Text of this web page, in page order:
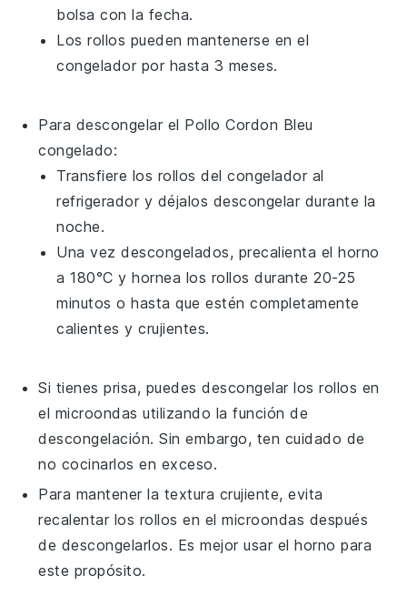
bolsa con la fecha.
Los rollos pueden mantenerse en el
congelador por hasta 3 meses.
Para descongelar el Pollo Cordon Bleu
congelado:
Transfiere los rollos del congelador al
refrigerador y déjalos descongelar durante la
noche.
Una vez descongelados, precalienta el horno
a 180°C y hornea los rollos durante 20-25
minutos o hasta que estén completamente
calientes y crujientes.
Si tienes prisa, puedes descongelar los rollos en
el microondas utilizando la función de
descongelación. Sin embargo, ten cuidado de
no cocinarlos en exceso.
Para mantener la textura crujiente, evita
recalentar los rollos en el microondas después
de descongelarlos. Es mejor usar el horno para
este propósito.